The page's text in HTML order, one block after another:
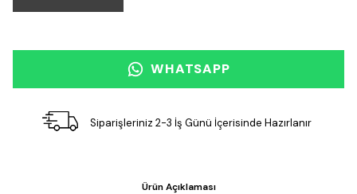
WHATSAPP
Siparişleriniz 2-3 İş Günü İçerisinde Hazırlanır
Ürün Açıklaması